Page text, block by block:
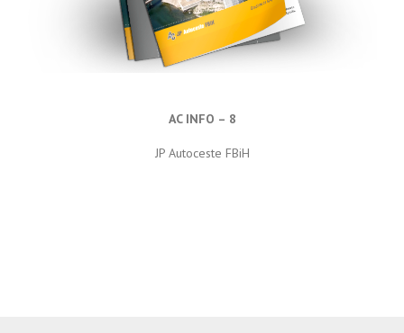
AC INFO – 8
JP Autoceste FBiH